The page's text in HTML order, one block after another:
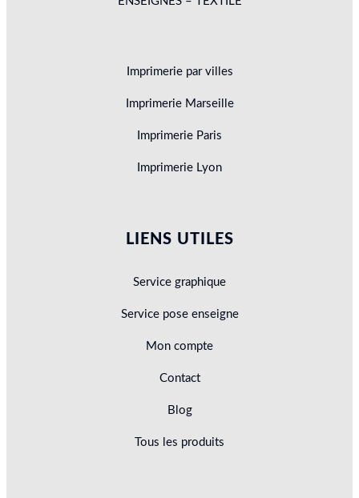
Imprimerie par villes
Imprimerie Marseille
Imprimerie Paris
Imprimerie Lyon
LIENS UTILES
Service graphique
Service pose enseigne
Mon compte
Contact
Blog
Tous les produits